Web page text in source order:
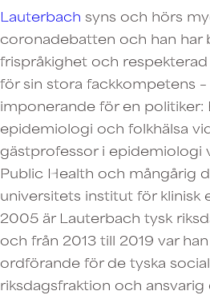
Lauterbach syns och hörs
coronadebatten och han har
frispråkighet och respekterad
för sin stora fackkompetens
imponerande för en politiker:
epidemiologi och folkhälsa
gästprofessor i epidemiologi
Public Health och mångårig
universitets institut för klinisk
2005 är Lauterbach tysk
och från 2013 till 2019 var
ordförande för de tyska
riksdagsfraktion och